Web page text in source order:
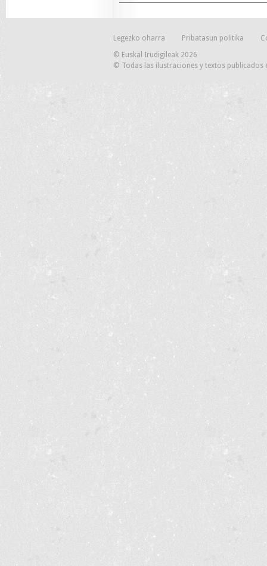
Legezko oharra Pribatasun politika
© Euskal Irudigileak 2026
© Todas las ilustraciones y textos publicados